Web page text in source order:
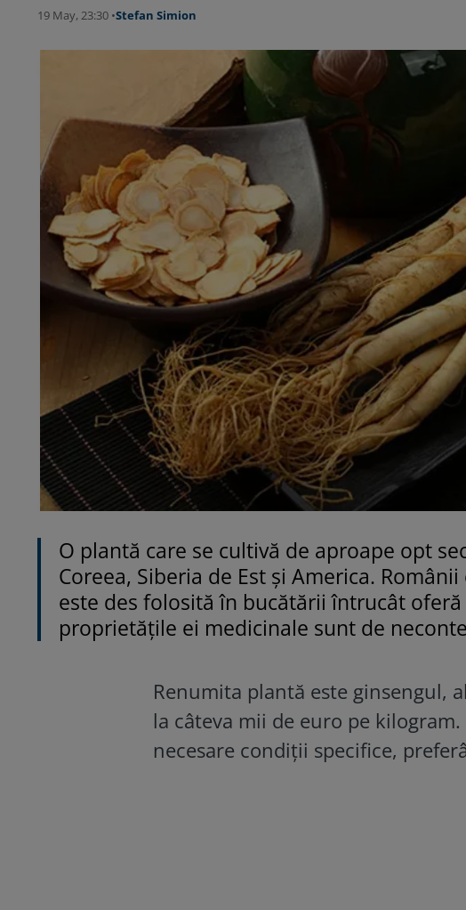
19 May, 23:30 •Stefan Simion
O plantă care se cultivă de aproape opt
Coreea, Siberia de Est și America.
este des folosită în bucătării întrucât
proprietățile ei medicinale sunt de
Renumita plantă este ginsengul,
la câteva mii de euro pe
necesare condiții specifice,